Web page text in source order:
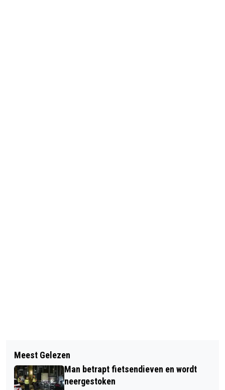
AUTOMOBILISTE ONWEL OP
SNELWEG,
VRACHTWAGENCHAUFFEURS
INBREKER VLUCHT OP FIETS MAAR
WORDT AANGEHOUDEN DANKZIJ GPS-
Meest Gelezen
Man betrapt fietsendieven en wordt
neergestoken